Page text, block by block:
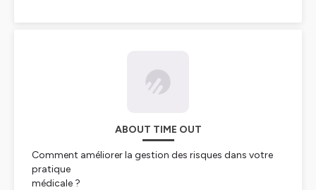
ABOUT TIME OUT
Comment améliorer la gestion des risques dans votre
pratique
médicale ?